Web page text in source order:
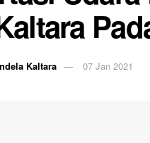
Kaltara 07 Jan 2021